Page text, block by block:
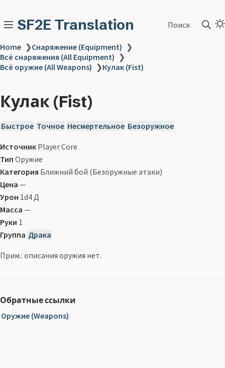
SF2E Translation Поиск
Home ❯Снаряжение (Equipment) ❯
Всё снаряжения (All Equipment) ❯
Всё оружие (All Weapons) ❯Кулак (Fist)
Кулак (Fist)
Быстрое Точное Несмертельное Безоружное
Источник Player Core
Тип Оружие
Категория Ближний бой (Безоружные атаки)
Цена —
Урон 1d4 Д
Масса —
Руки 1
Группа Драка
Прим.: описания оружия нет.
Обратные ссылки
Оружие (Weapons)